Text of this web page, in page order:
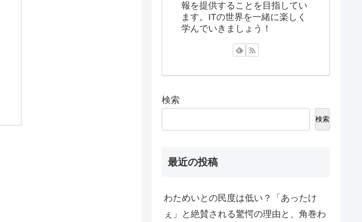
報を提供することを目指してい
ます。ITの世界を一緒に楽しく
学んでいきましょう！
検索
検索
最近の投稿
わためいとの民度は低い？「あったけ
ぇ」と絶賛される驚愕の理由と、角巻わ